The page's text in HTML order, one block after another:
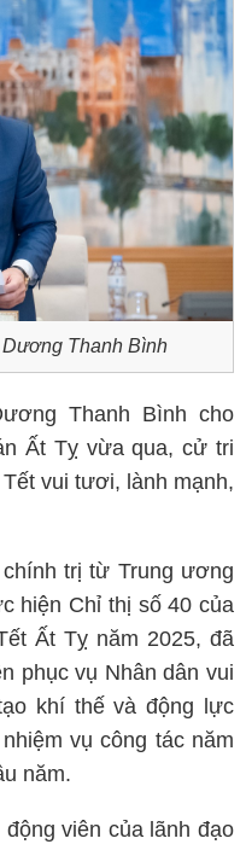
Thanh Bình
Thanh Bình cho
Ất Tỵ vừa qua, cử tri
vui tươi, lành mạnh,
trị từ Trung ương
hiện Chỉ thị số 40 của
Ất Tỵ năm 2025, đã
phục vụ Nhân dân vui
khí thế và động lực
vụ công tác năm
năm.
viên của lãnh đạo